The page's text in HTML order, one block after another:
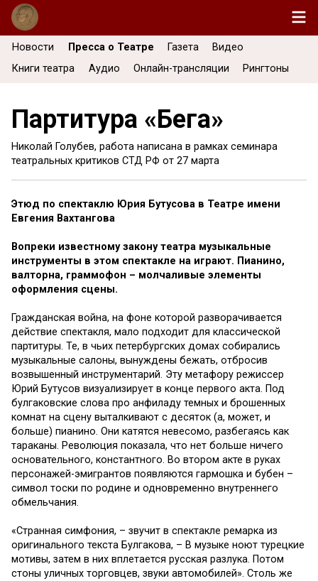
Новости Пресса о Театре Газета
Видео
Книги театра
Аудио Онлайн-трансляции Рингтоны
Партитура «Бега»
Николай Голубев, работа написана в рамках семинара
театральных критиков СТД РФ от 27 марта
Этюд по спектаклю Юрия Бутусова в Театре имени
Евгения Вахтангова
Вопреки известному закону театра музыкальные
инструменты в этом спектакле на играют. Пианино,
валторна, граммофон – молчаливые элементы
оформления сцены.
Гражданская война, на фоне которой разворачивается
действие спектакля, мало подходит для классической
партитуры. Те, в чьих петербургских домах собирались
музыкальные салоны, вынуждены бежать, отбросив
возвышенный инструментарий. Эту метафору режиссер
Юрий Бутусов визуализирует в конце первого акта. Под
булгаковские слова про анфиладу темных и брошенных
комнат на сцену выталкивают с десяток (а, может, и
больше) пианино. Они катятся невесомо, разбегаясь как
тараканы. Революция показала, что нет больше ничего
основательного, константного. Во втором акте в руках
персонажей-эмигрантов появляются гармошка и бубен –
символ тоски по родине и одновременно внутреннего
обмельчания.
«Странная симфония, – звучит в спектакле ремарка из
оригинального текста Булгакова, – В музыке ноют турецкие
мотивы, затем в них вплетается русская разлука. Потом
стоны уличных торговцев, звуки автомобилей». Столь же